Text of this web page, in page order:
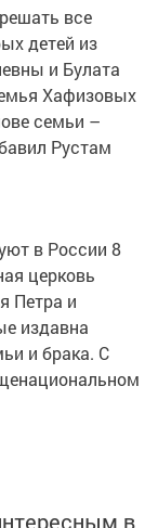
все
детей из
и Булата
Хафизовых
семьи –
Рустам
в России 8
церковь
Петра и
издавна
и брака. С
в